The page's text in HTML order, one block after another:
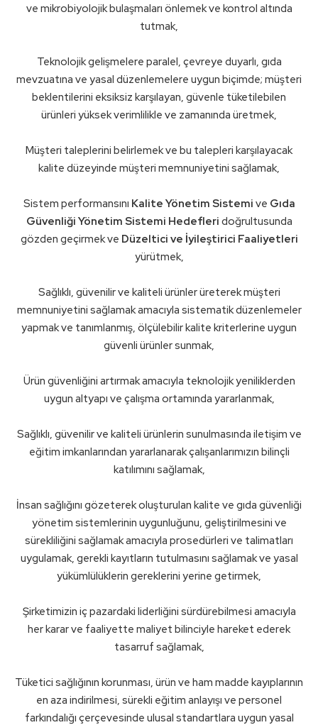
ve mikrobiyolojik bulaşmaları önlemek ve kontrol altında
tutmak,
Teknolojik gelişmelere paralel, çevreye duyarlı, gıda
mevzuatına ve yasal düzenlemelere uygun biçimde; müşteri
beklentilerini eksiksiz karşılayan, güvenle tüketilebilen
ürünleri yüksek verimlilikle ve zamanında üretmek,
Müşteri taleplerini belirlemek ve bu talepleri karşılayacak
kalite düzeyinde müşteri memnuniyetini sağlamak,
Sistem performansını Kalite Yönetim Sistemi ve Gıda
Güvenliği Yönetim Sistemi Hedefleri doğrultusunda
gözden geçirmek ve Düzeltici ve İyileştirici Faaliyetleri
yürütmek,
Sağlıklı, güvenilir ve kaliteli ürünler üreterek müşteri
memnuniyetini sağlamak amacıyla sistematik düzenlemeler
yapmak ve tanımlanmış, ölçülebilir kalite kriterlerine uygun
güvenli ürünler sunmak,
Ürün güvenliğini artırmak amacıyla teknolojik yeniliklerden
uygun altyapı ve çalışma ortamında yararlanmak,
Sağlıklı, güvenilir ve kaliteli ürünlerin sunulmasında iletişim ve
eğitim imkanlarından yararlanarak çalışanlarımızın bilinçli
katılımını sağlamak,
İnsan sağlığını gözeterek oluşturulan kalite ve gıda güvenliği
yönetim sistemlerinin uygunluğunu, geliştirilmesini ve
sürekliliğini sağlamak amacıyla prosedürleri ve talimatları
uygulamak, gerekli kayıtların tutulmasını sağlamak ve yasal
yükümlülüklerin gereklerini yerine getirmek,
Şirketimizin iç pazardaki liderliğini sürdürebilmesi amacıyla
her karar ve faaliyette maliyet bilinciyle hareket ederek
tasarruf sağlamak,
Tüketici sağlığının korunması, ürün ve ham madde kayıplarının
en aza indirilmesi, sürekli eğitim anlayışı ve personel
farkındalığı çerçevesinde ulusal standartlara uygun yasal